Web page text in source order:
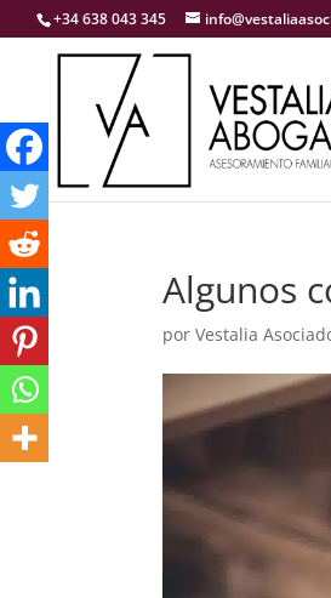
+34 638 043 345
Algunos
porVestalia